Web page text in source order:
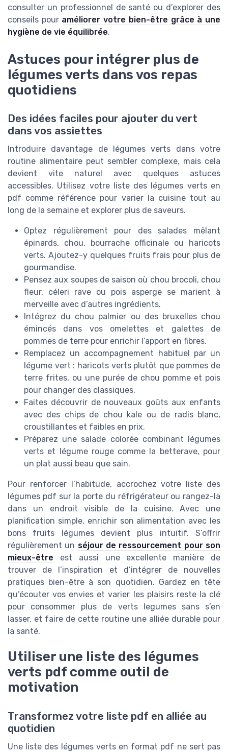
consulter un professionnel de santé ou d’explorer des
conseils pour améliorer votre bien-être grâce à une
hygiène de vie équilibrée.
Astuces pour intégrer plus de
légumes verts dans vos repas
quotidiens
Des idées faciles pour ajouter du vert
dans vos assiettes
Introduire davantage de légumes verts dans votre
routine alimentaire peut sembler complexe, mais cela
devient vite naturel avec quelques astuces
accessibles. Utilisez votre liste des légumes verts en
pdf comme référence pour varier la cuisine tout au
long de la semaine et explorer plus de saveurs.
Optez régulièrement pour des salades mêlant
épinards, chou, bourrache officinale ou haricots
verts. Ajoutez-y quelques fruits frais pour plus de
gourmandise.
Pensez aux soupes de saison où chou brocoli, chou
fleur, céleri rave ou pois asperge se marient à
merveille avec d’autres ingrédients.
Intégrez du chou palmier ou des bruxelles chou
émincés dans vos omelettes et galettes de
pommes de terre pour enrichir l’apport en fibres.
Remplacez un accompagnement habituel par un
légume vert : haricots verts plutôt que pommes de
terre frites, ou une purée de chou pomme et pois
pour changer des classiques.
Faites découvrir de nouveaux goûts aux enfants
avec des chips de chou kale ou de radis blanc,
croustillantes et faibles en prix.
Préparez une salade colorée combinant légumes
verts et légume rouge comme la betterave, pour
un plat aussi beau que sain.
Pour renforcer l’habitude, accrochez votre liste des
légumes pdf sur la porte du réfrigérateur ou rangez-la
dans un endroit visible de la cuisine. Avec une
planification simple, enrichir son alimentation avec les
bons fruits légumes devient plus intuitif. S’offrir
régulièrement un séjour de ressourcement pour son
mieux-être est aussi une excellente manière de
trouver de l’inspiration et d’intégrer de nouvelles
pratiques bien-être à son quotidien. Gardez en tête
qu’écouter vos envies et varier les plaisirs reste la clé
pour consommer plus de verts legumes sans s’en
lasser, et faire de cette routine une alliée durable pour
la santé.
Utiliser une liste des légumes
verts pdf comme outil de
motivation
Transformez votre liste pdf en alliée au
quotidien
Une liste des légumes verts en format pdf ne sert pas